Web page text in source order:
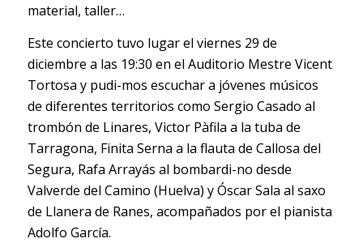
material, taller…
Este concierto tuvo lugar el viernes 29 de
diciembre a las 19:30 en el Auditorio Mestre Vicent
Tortosa y pudi-mos escuchar a jóvenes músicos
de diferentes territorios como Sergio Casado al
trombón de Linares, Victor Pàfila a la tuba de
Tarragona, Finita Serna a la flauta de Callosa del
Segura, Rafa Arrayás al bombardi-no desde
Valverde del Camino (Huelva) y Óscar Sala al saxo
de Llanera de Ranes, acompañados por el pianista
Adolfo García.